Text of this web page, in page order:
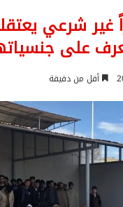
غير شرعي
على
أقل من دقيقة